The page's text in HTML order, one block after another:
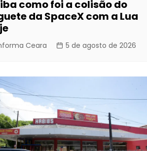
como foi a colisão do
da SpaceX com a Lua
Ceara 5 de agosto de 2026